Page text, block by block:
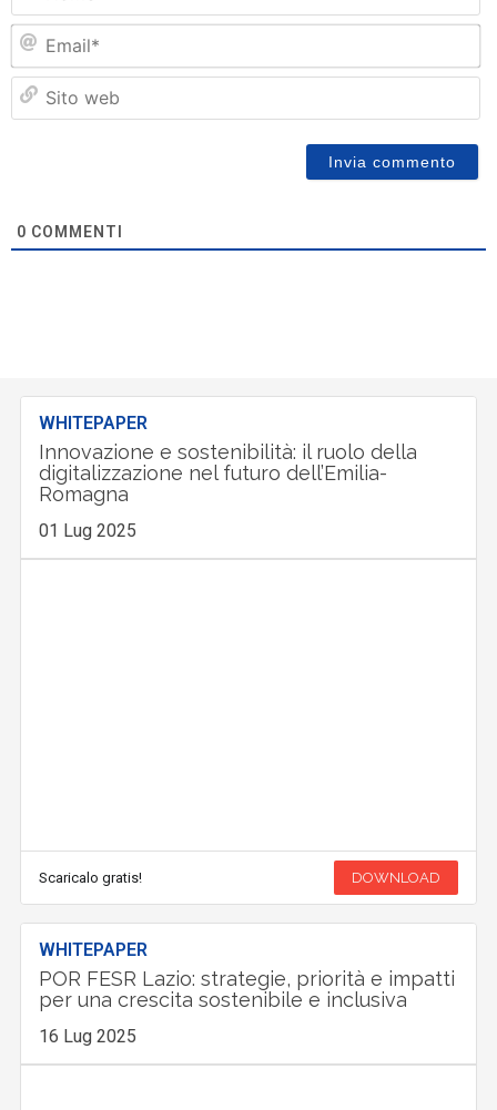
0 COMMENTI
WHITEPAPER
Innovazione e sostenibilità: il ruolo della
digitalizzazione nel futuro dell’Emilia-
Romagna
01 Lug 2025
Scaricalo gratis! DOWNLOAD
WHITEPAPER
POR FESR Lazio: strategie, priorità e impatti
per una crescita sostenibile e inclusiva
16 Lug 2025